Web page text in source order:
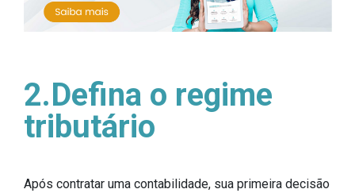
2.Defina o regime
tributário
Após contratar uma contabilidade, sua primeira decisão